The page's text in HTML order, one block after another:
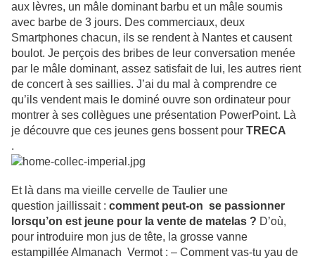
aux lèvres, un mâle dominant barbu et un mâle soumis
avec barbe de 3 jours. Des commerciaux, deux
Smartphones chacun, ils se rendent à Nantes et causent
boulot. Je perçois des bribes de leur conversation menée
par le mâle dominant, assez satisfait de lui, les autres rient
de concert à ses saillies. J’ai du mal à comprendre ce
qu’ils vendent mais le dominé ouvre son ordinateur pour
montrer à ses collègues une présentation PowerPoint. Là
je découvre que ces jeunes gens bossent pour TRECA
.
Et là dans ma vieille cervelle de Taulier une
question jaillissait : comment peut-on se passionner
lorsqu’on est jeune pour la vente de matelas ? D’où,
pour introduire mon jus de tête, la grosse vanne
estampillée Almanach Vermot : – Comment vas-tu yau de